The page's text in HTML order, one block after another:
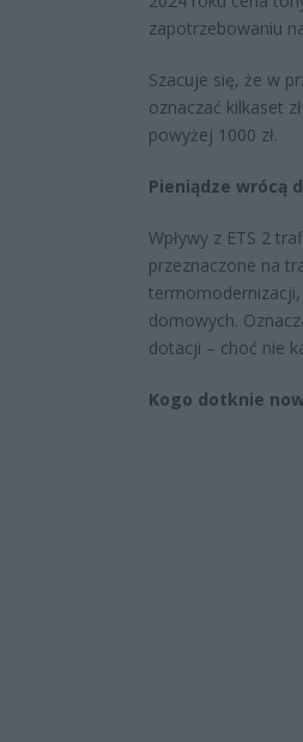
zapotrzebowaniu
Szacuje się, że w
oznaczać kilkaset
powyżej 1000 zł.
Pieniądze wrócą
Wpływy z ETS 2
przeznaczone na
termomodernizacji,
domowych.
dotacji – choć nie
Kogo dotknie